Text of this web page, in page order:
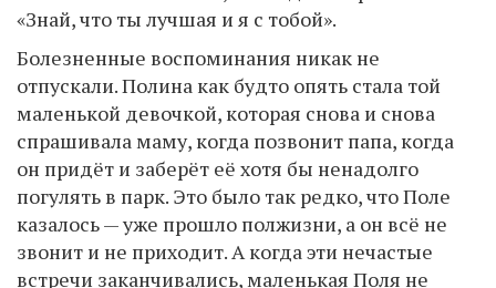
«Знай, что ты лучшая и я с тобой».
Болезненные воспоминания никак не
отпускали. Полина как будто опять стала той
маленькой девочкой, которая снова и снова
спрашивала маму, когда позвонит папа, когда
он придёт и заберёт её хотя бы ненадолго
погулять в парк. Это было так редко, что Поле
казалось — уже прошло полжизни, а он всё не
звонит и не приходит. А когда эти нечастые
встречи заканчивались, маленькая Поля не